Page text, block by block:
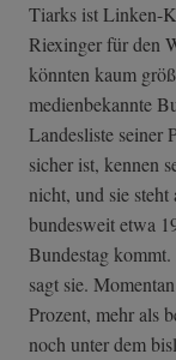
Tiarks ist Linken-
Riexinger für den
könnten kaum
medienbekannte
Landesliste seiner
sicher ist, kennen
nicht, und sie
bundesweit etwa
Bundestag
sagt sie.
Prozent, mehr als
noch unter dem